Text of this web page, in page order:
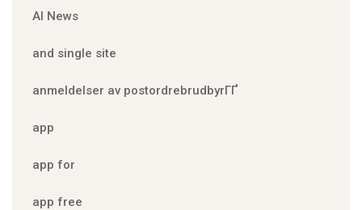
AI News
and single site
anmeldelser av postordrebrudbyrГҐ
app
app for
app free